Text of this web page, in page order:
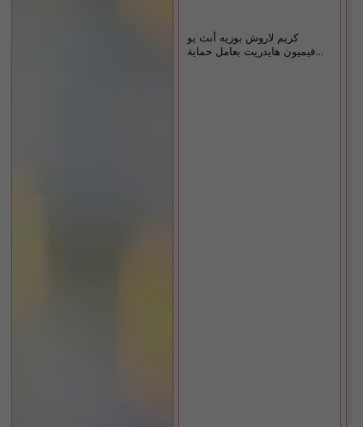
كريم لاروش بوزيه أنث يو
فيميون هايدريت بعامل حماية